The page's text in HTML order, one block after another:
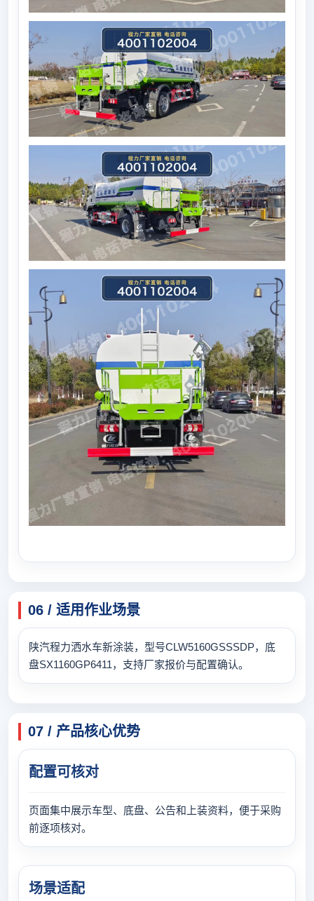
06 / 适用作业场景
陕汽程力洒水车新涂装，型号CLW5160GSSSDP，底
盘SX1160GP6411，支持厂家报价与配置确认。
07 / 产品核心优势
配置可核对
页面集中展示车型、底盘、公告和上装资料，便于采购
前逐项核对。
场景适配